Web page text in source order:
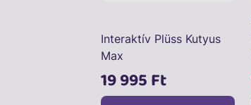
Interaktív Plüss Kutyus
Max
19 995 Ft